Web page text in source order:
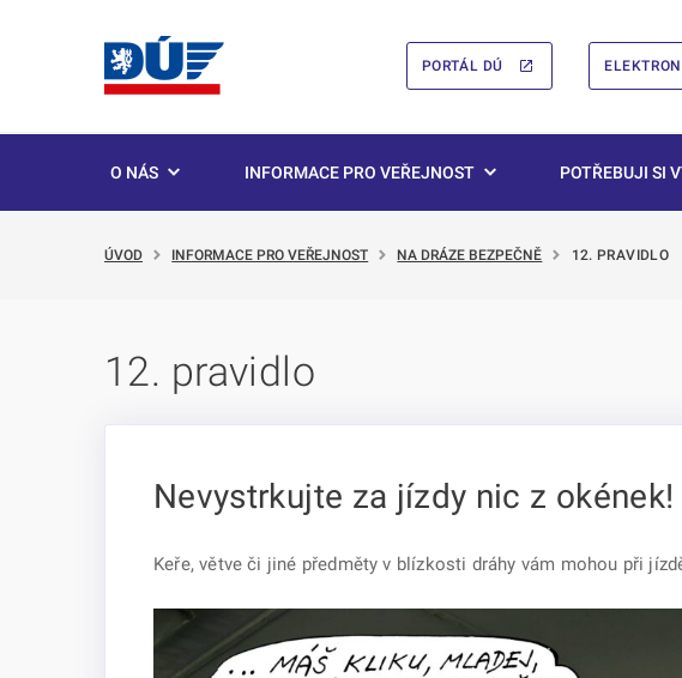
PORTÁL DÚ
O NÁS INFORMACE PRO VEŘEJNOST POTŘEBUJI SI
ÚVOD INFORMACE PRO VEŘEJNOST NA DRÁZE BEZPEČNĚ 12. PRAVIDLO
12. pravidlo
Nevystrkujte za jízdy nic z okének!
Keře, větve či jiné předměty v blízkosti dráhy vám mohou při